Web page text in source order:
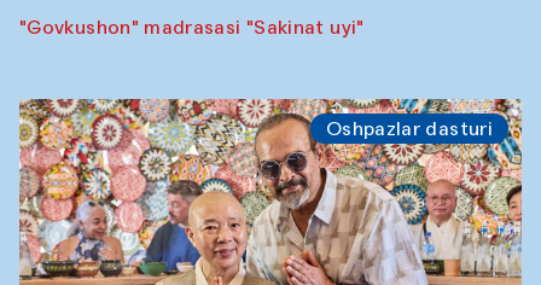
"Govkushon" madrasasi "Sakinat uyi"
Oshpazlar dasturi